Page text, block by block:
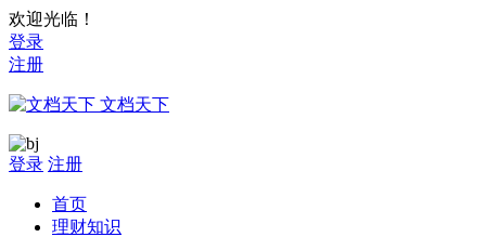
欢迎光临！
登录
注册
文档天下
登录 注册
首页
理财知识